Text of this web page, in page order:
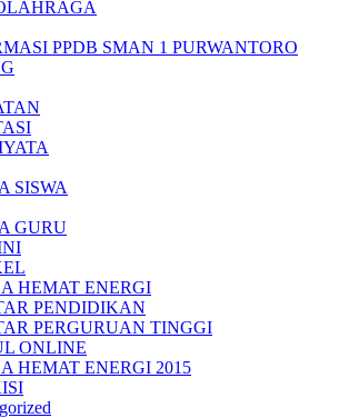
PPDB SMAN 1 PURWANTORO
SISWA
GURU
HEMAT ENERGI
PENDIDIKAN
PERGURUAN TINGGI
ONLINE
HEMAT ENERGI 2015